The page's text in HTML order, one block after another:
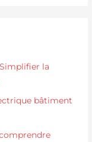
la
bâtiment
comprendre